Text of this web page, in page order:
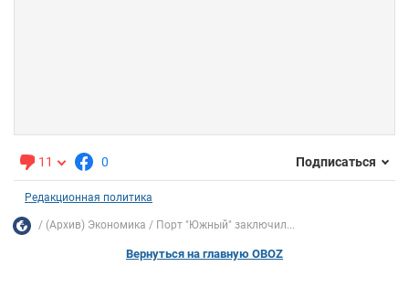
11 0 Подписаться
Редакционная политика
(Архив) Экономика Порт "Южный" заключил...
Вернуться на главную OBOZ